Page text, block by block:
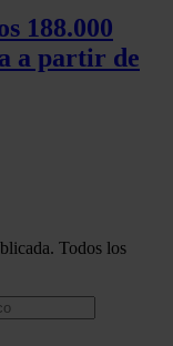
188.000
a partir de
Todos los